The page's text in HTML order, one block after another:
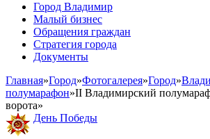
Город Владимир
Малый бизнес
Обращения граждан
Стратегия города
Документы
Главная»Город»Фотогалерея»Город»
полумарафон»II Владимирский
ворота»
День Победы